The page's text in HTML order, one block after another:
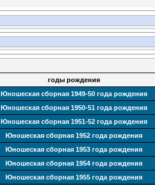
годы рождения
Юношеская сборная 1949-50 года рождения
Юношеская сборная 1950-51 года рождения
Юношеская сборная 1951-52 года рождения
Юношеская сборная 1952 года рождения
Юношеская сборная 1953 года рождения
Юношеская сборная 1954 года рождения
Юношеская сборная 1955 года рождения